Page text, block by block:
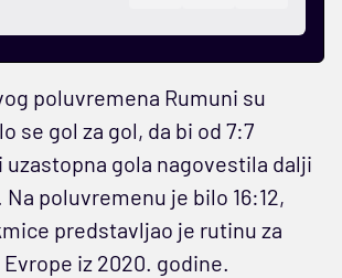
poluvremena Rumuni su
se gol za gol, da bi od 7:7
uzastopna gola nagovestila dalji
poluvremenu je bilo 16:12,
predstavljao je rutinu za
iz 2020. godine.